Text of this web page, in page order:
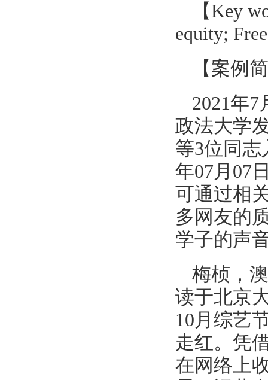
【Key
equity;
【案例
2021年
政法大学
等3位同志
年07月07
可通过相
多网友的
学子的声
梅桢，
读于北京
10月综艺
走红。凭
在网络上